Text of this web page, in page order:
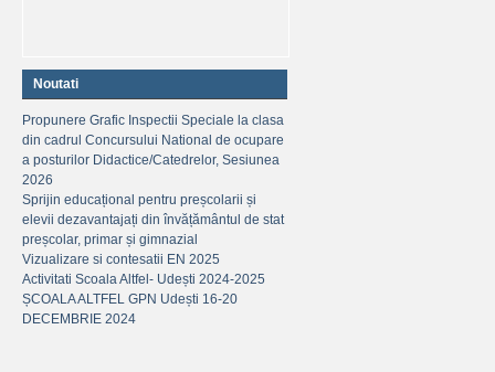
Noutati
Propunere Grafic Inspectii Speciale la clasa
din cadrul Concursului National de ocupare
a posturilor Didactice/Catedrelor, Sesiunea
2026
Sprijin educațional pentru preșcolarii și
elevii dezavantajați din învățământul de stat
preșcolar, primar și gimnazial
Vizualizare si contesatii EN 2025
Activitati Scoala Altfel- Udești 2024-2025
ȘCOALA ALTFEL GPN Udești 16-20
DECEMBRIE 2024